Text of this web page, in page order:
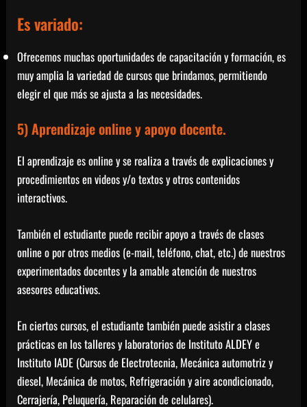
Es variado:
Ofrecemos muchas oportunidades de capacitación y formación, es
muy amplia la variedad de cursos que brindamos, permitiendo
elegir el que más se ajusta a las necesidades.
5) Aprendizaje online y apoyo docente.
El aprendizaje es online y se realiza a través de explicaciones y
procedimientos en videos y/o textos y otros contenidos
interactivos.
También el estudiante puede recibir apoyo a través de clases
online o por otros medios (e-mail, teléfono, chat, etc.) de nuestros
experimentados docentes y la amable atención de nuestros
asesores educativos.
En ciertos cursos, el estudiante también puede asistir a clases
prácticas en los talleres y laboratorios de Instituto ALDEY e
Instituto IADE (Cursos de Electrotecnia, Mecánica automotriz y
diesel, Mecánica de motos, Refrigeración y aire acondicionado,
Cerrajería, Peluquería, Reparación de celulares).